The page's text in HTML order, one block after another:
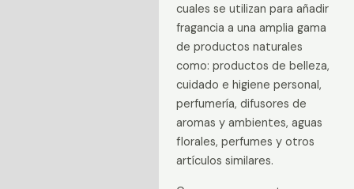
cuales se utilizan para añadir
fragancia a una amplia gama
de productos naturales
como: productos de belleza,
cuidado e higiene personal,
perfumería, difusores de
aromas y ambientes, aguas
florales, perfumes y otros
artículos similares.